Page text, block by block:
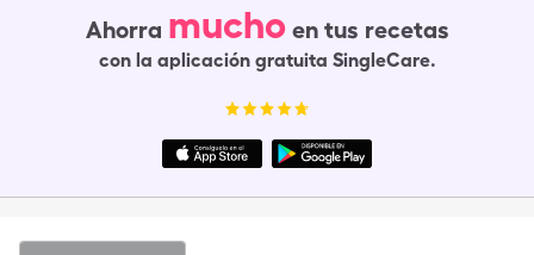
Ahorra mucho en tus recetas
con la aplicación gratuita SingleCare.